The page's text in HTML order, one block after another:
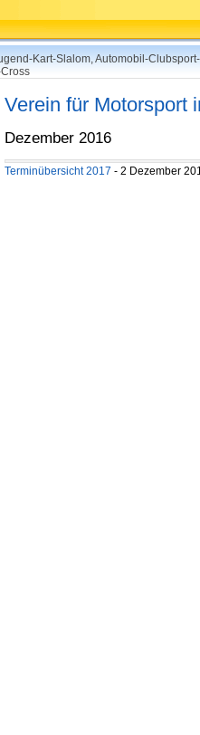
Kart-Slalom, Automobil-
Verein für Motorsport
Dezember 2016
Terminübersicht 2017 - 2 Dezember